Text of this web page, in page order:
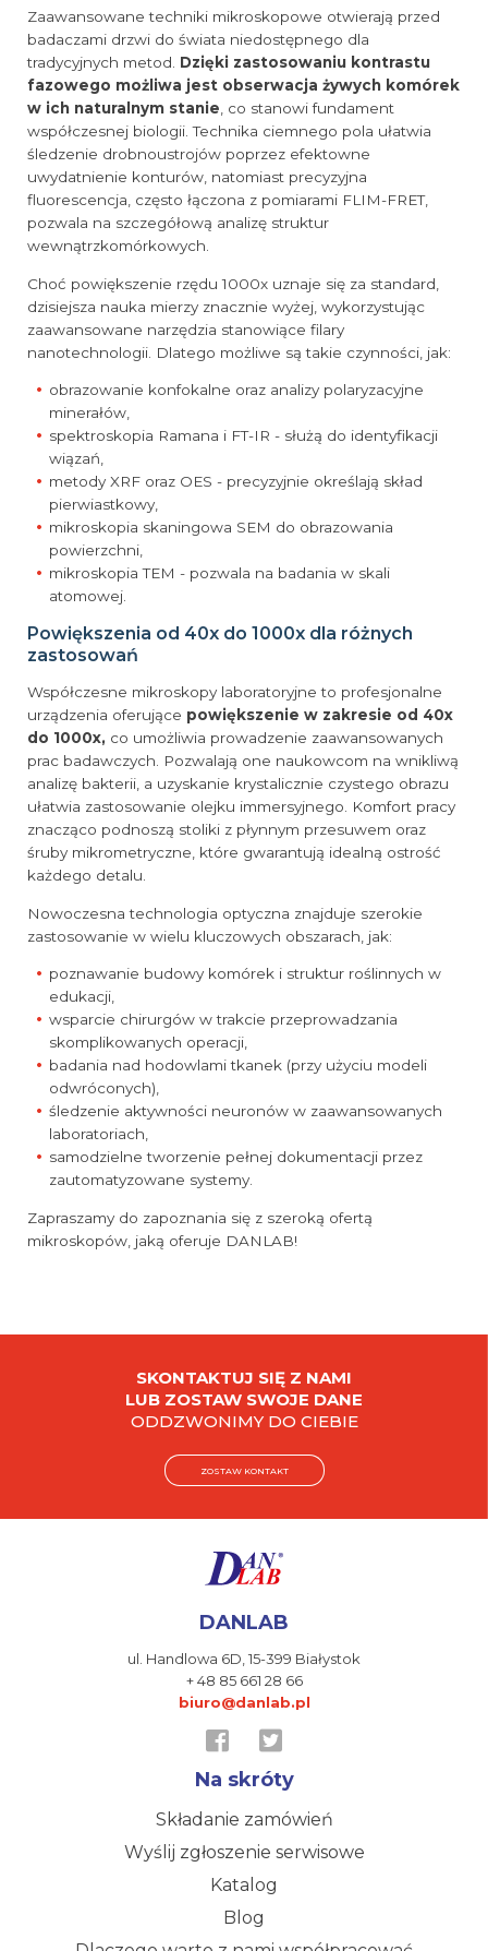
Zaawansowane techniki mikroskopowe otwierają przed
badaczami drzwi do świata niedostępnego dla
tradycyjnych metod. Dzięki zastosowaniu kontrastu
fazowego możliwa jest obserwacja żywych komórek
w ich naturalnym stanie, co stanowi fundament
współczesnej biologii. Technika ciemnego pola ułatwia
śledzenie drobnoustrojów poprzez efektowne
uwydatnienie konturów, natomiast precyzyjna
fluorescencja, często łączona z pomiarami FLIM-FRET,
pozwala na szczegółową analizę struktur
wewnątrzkomórkowych.
Choć powiększenie rzędu 1000x uznaje się za standard,
dzisiejsza nauka mierzy znacznie wyżej, wykorzystując
zaawansowane narzędzia stanowiące filary
nanotechnologii. Dlatego możliwe są takie czynności, jak:
obrazowanie konfokalne oraz analizy polaryzacyjne
minerałów,
spektroskopia Ramana i FT-IR - służą do identyfikacji
wiązań,
metody XRF oraz OES - precyzyjnie określają skład
pierwiastkowy,
mikroskopia skaningowa SEM do obrazowania
powierzchni,
mikroskopia TEM - pozwala na badania w skali
atomowej.
Powiększenia od 40x do 1000x dla różnych
zastosowań
Współczesne mikroskopy laboratoryjne to profesjonalne
urządzenia oferujące powiększenie w zakresie od 40x
do 1000x, co umożliwia prowadzenie zaawansowanych
prac badawczych. Pozwalają one naukowcom na wnikliwą
analizę bakterii, a uzyskanie krystalicznie czystego obrazu
ułatwia zastosowanie olejku immersyjnego. Komfort pracy
znacząco podnoszą stoliki z płynnym przesuwem oraz
śruby mikrometryczne, które gwarantują idealną ostrość
każdego detalu.
Nowoczesna technologia optyczna znajduje szerokie
zastosowanie w wielu kluczowych obszarach, jak:
poznawanie budowy komórek i struktur roślinnych w
edukacji,
wsparcie chirurgów w trakcie przeprowadzania
skomplikowanych operacji,
badania nad hodowlami tkanek (przy użyciu modeli
odwróconych),
śledzenie aktywności neuronów w zaawansowanych
laboratoriach,
samodzielne tworzenie pełnej dokumentacji przez
zautomatyzowane systemy.
Zapraszamy do zapoznania się z szeroką ofertą
mikroskopów, jaką oferuje DANLAB!
SKONTAKTUJ SIĘ Z NAMI
LUB ZOSTAW SWOJE DANE
ODDZWONIMY DO CIEBIE
ZOSTAW KONTAKT
DANLAB
ul. Handlowa 6D, 15-399 Białystok
+ 48 85 661 28 66
biuro@danlab.pl
Na skróty
Składanie zamówień
Wyślij zgłoszenie serwisowe
Katalog
Blog